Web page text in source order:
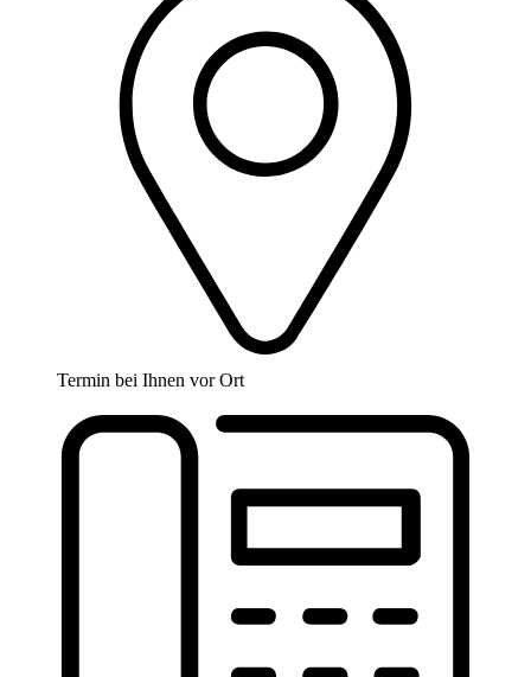
Termin bei Ihnen vor Ort